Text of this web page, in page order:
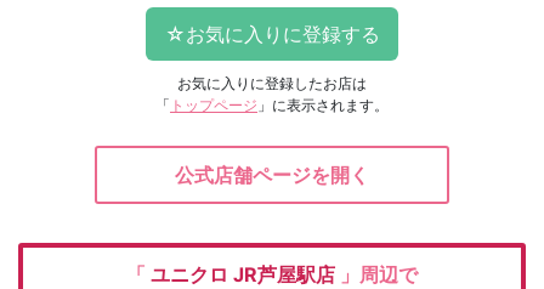
お気に入りに登録したお店は
「 トップページ 」に表示されます。
公式店舗ページを開く
「 ユニクロ JR芦屋駅店 」周辺で